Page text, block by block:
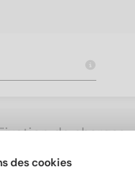
de charges
lourdes
des cookies